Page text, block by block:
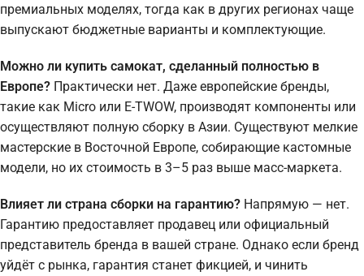
премиальных моделях, тогда как в других регионах чаще
выпускают бюджетные варианты и комплектующие.
Можно ли купить самокат, сделанный полностью в
Европе? Практически нет. Даже европейские бренды,
такие как Micro или E-TWOW, производят компоненты или
осуществляют полную сборку в Азии. Существуют мелкие
мастерские в Восточной Европе, собирающие кастомные
модели, но их стоимость в 3–5 раз выше масс-маркета.
Влияет ли страна сборки на гарантию? Напрямую — нет.
Гарантию предоставляет продавец или официальный
представитель бренда в вашей стране. Однако если бренд
уйдёт с рынка, гарантия станет фикцией, и чинить